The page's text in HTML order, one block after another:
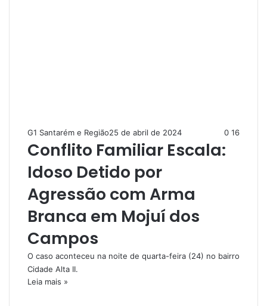
G1 Santarém e Região25 de abril de 2024 0 16
Conflito Familiar Escala:
Idoso Detido por
Agressão com Arma
Branca em Mojuí dos
Campos
O caso aconteceu na noite de quarta-feira (24) no bairro
Cidade Alta II.
Leia mais »